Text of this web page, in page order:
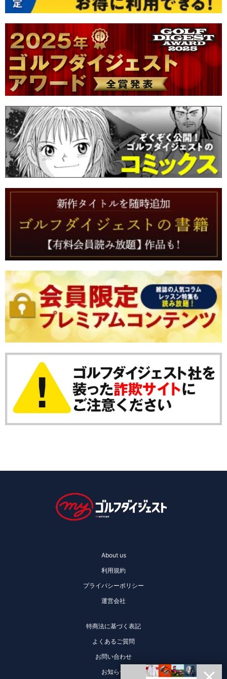
About us
利用規約
プライバシーポリシー
運営会社
特商法に基づく表記
よくあるご質問
お問い合わせ
お知らせ